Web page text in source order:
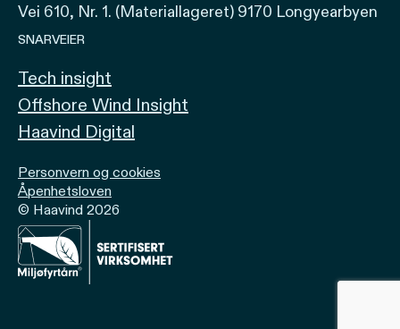
Vei 610, Nr. 1. (Materiallageret) 9170 Longyearbyen
SNARVEIER
Tech insight
Offshore Wind Insight
Haavind Digital
Personvern og cookies
Åpenhetsloven
© Haavind 2026